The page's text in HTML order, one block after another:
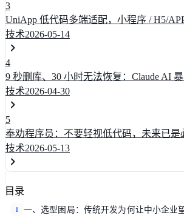
3
UniApp 低代码多端适配，小程序 / H5/
技术2026-05-14
4
9 秒删库、30 小时无法恢复：Claude AI
技术2026-04-30
5
奉劝程序员：不要轻视低代码，未来已是
技术2026-05-13
目录
1 一、选型困局：传统开发为何让中小企业